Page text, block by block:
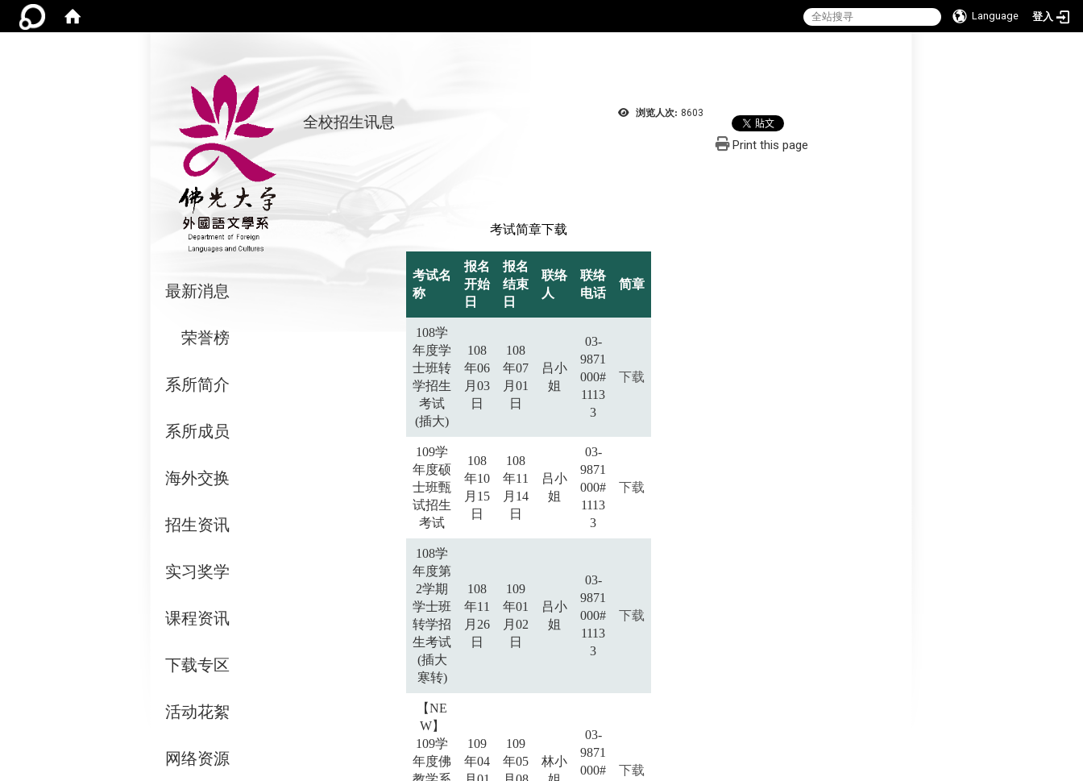
Language 登入
最新消息
荣誉榜
系所简介
系所成员
海外交换
招生资讯
实习奖学
课程资讯
下载专区
活动花絮
网络资源
浏览人次: 8603
全校招生讯息
考试简章下载
考试名
称
报名
开始
日
报名
结束
日
联络
人
联络
电话
简章
108学
年度学
士班转
学招生
考试
(插大)
108
年06
月03
日
108
年07
月01
日
吕小
姐
03-
9871
000#
1113
3
下载
109学
年度硕
士班甄
试招生
考试
108
年10
月15
日
108
年11
月14
日
吕小
姐
03-
9871
000#
1113
3
下载
108学
年度第
2学期
学士班
转学招
生考试
(插大
寒转)
108
年11
月26
日
109
年01
月02
日
吕小
姐
03-
9871
000#
1113
3
下载
【NE
W】
109学
年度佛
109
年04
109
年05
林小
03-
9871
000#
下载
Print this page